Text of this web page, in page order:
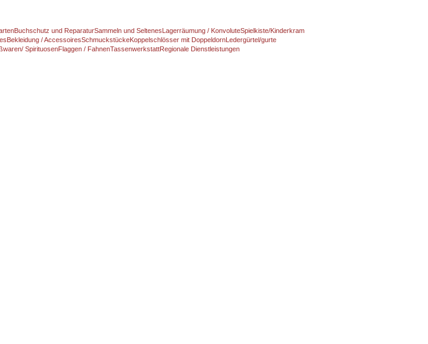
Buchschutz und ReparaturSammeln und SeltenesLagerräumung / KonvoluteSpielkiste/Kinderkram
Bekleidung / AccessoiresSchmuckstückeKoppelschlösser mit DoppeldornLedergürtel/gurte
SpirituosenFlaggen / FahnenTassenwerkstattRegionale Dienstleistungen